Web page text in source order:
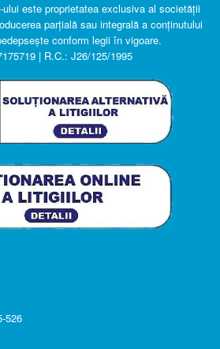
este proprietatea exclusiva al societății
parțială sau integrală a conținutului
conform legii în vigoare.
| R.C.: J26/125/1995
526